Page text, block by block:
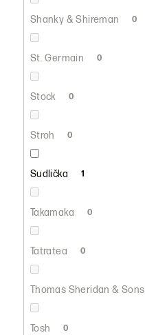
Shanky & Shireman 0
St. Germain 0
Stock 0
Stroh 0
Sudlička 1
Takamaka 0
Tatratea 0
Thomas Sheridan & Sons
Tosh 0